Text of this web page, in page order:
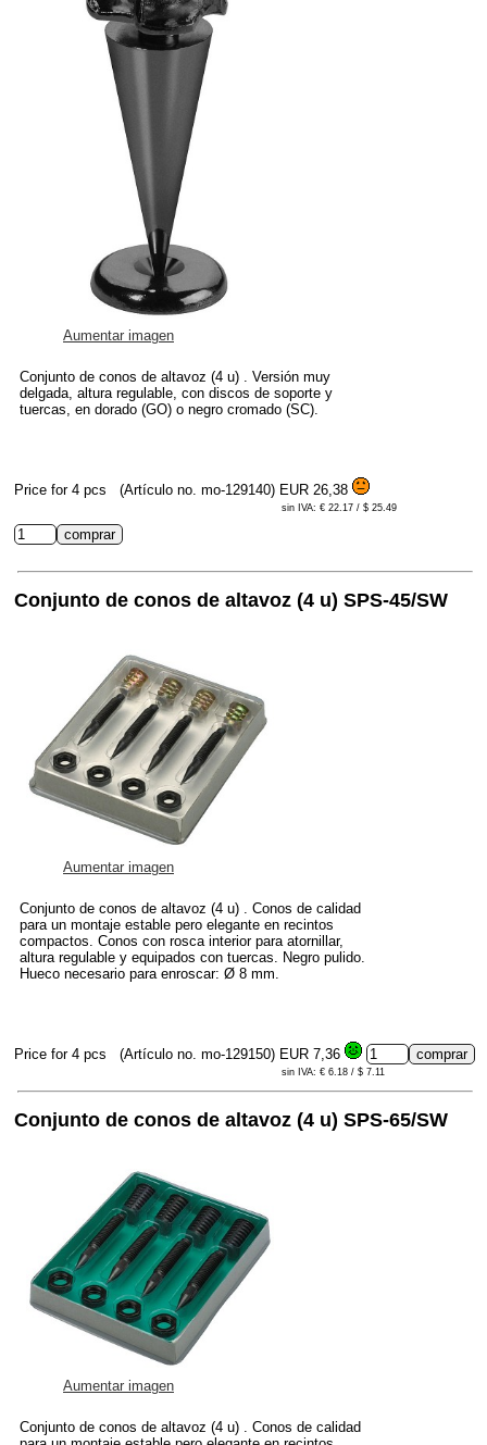
Aumentar imagen
Conjunto de conos de altavoz (4 u) . Versión muy
delgada, altura regulable, con discos de soporte y
tuercas, en dorado (GO) o negro cromado (SC).
Price for 4 pcs (Artículo no. mo-129140) EUR 26,38
sin IVA: € 22.17 / $ 25.49
Conjunto de conos de altavoz (4 u) SPS-45/SW
Aumentar imagen
Conjunto de conos de altavoz (4 u) . Conos de calidad
para un montaje estable pero elegante en recintos
compactos. Conos con rosca interior para atornillar,
altura regulable y equipados con tuercas. Negro pulido.
Hueco necesario para enroscar: Ø 8 mm.
Price for 4 pcs (Artículo no. mo-129150) EUR 7,36
sin IVA: € 6.18 / $ 7.11
Conjunto de conos de altavoz (4 u) SPS-65/SW
Aumentar imagen
Conjunto de conos de altavoz (4 u) . Conos de calidad